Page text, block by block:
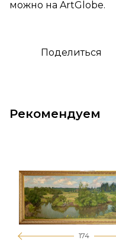
можно на ArtGlobe.
Поделиться
Рекомендуем
174